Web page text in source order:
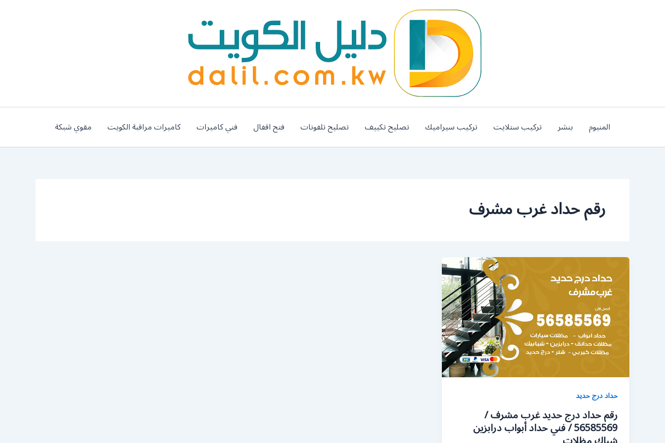
المنيوم بنشر تركيب ستلايت تركيب سيراميك تصليح تكييف تصليح تلفونات فتح اقفال فني كاميرات كاميرات مراقبة الكويت مقوي شبكة
رقم حداد غرب مشرف
حداد درج حديد
رقم حداد درج حديد غرب مشرف /
56585569 / فني حداد أبواب درابزين